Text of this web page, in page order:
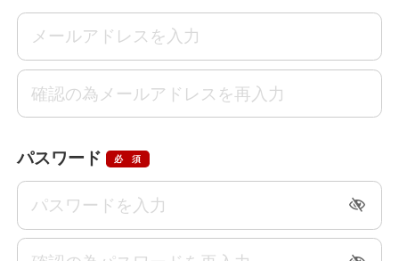
パスワード 必須